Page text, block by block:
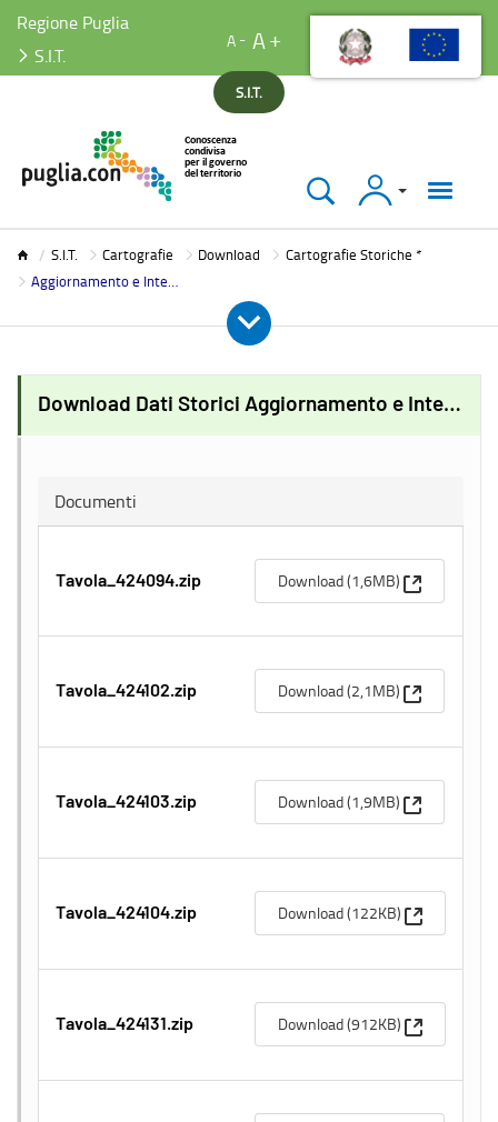
Regione Puglia
S.I.T.
A A
S.I.T.
Accedi
S.I.T. Cartografie Download
Cartografie Storiche *
Aggiornamento e Integrazione ExCasMez
Download Dati Storici Aggiornamento e Integrazione ExCasMez
Documenti
Tavola_424094.zip Download (1,6MB) (Apre una
Tavola_424102.zip Download (2,1MB) (Apre una
Tavola_424103.zip Download (1,9MB) (Apre una
Tavola_424104.zip Download (122KB) (Apre una
Tavola_424131.zip Download (912KB) (Apre una